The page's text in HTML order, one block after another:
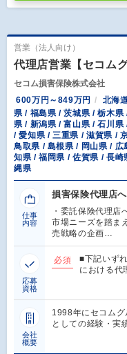
営業（法人向け）
代理店営業【セコム
セコム損害保険株式会社
600万円～849万円
北海
県 / 福島県 / 茨城県 / 栃木県
県 / 新潟県 / 富山県 / 石川
/ 愛知県 / 三重県 / 滋賀県 /
鳥取県 / 島根県 / 岡山県 /
知県 / 福岡県 / 佐賀県 / 長
縄県
仕事
内容
損害保険代理店
・委託保険代理店
市場ニーズを踏ま
売戦略の企画…
応募
資格
必須
■下記いず
における代
会社
概要
1998年にセコム
としての経験・実